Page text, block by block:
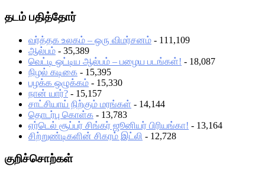
தடம் பதித்தோர்
வர்த்தக உலகம் – ஒரு விமர்சனம் - 111,109
ஆல்பம் - 35,389
வெட்டி ஒட்டிய ஆல்பம் – பழைய படங்கள்! - 18,087
நிழல் கடிகை - 15,395
பழக்க ஒழுக்கம் - 15,330
நான் யார்? - 15,157
சாட்சியாய் நிற்கும் மரங்கள் - 14,144
தொடர்பு கொள்க - 13,783
ஏர்டெல் சூப்பர் சிங்கர் ஜூனியர் பிரியங்கா! - 13,164
சிற்றுண்டிகளின் சிகரம் இட்லி - 12,728
குறிச்சொற்கள்